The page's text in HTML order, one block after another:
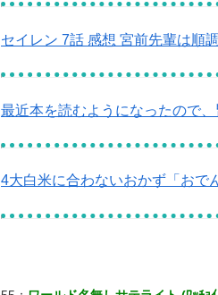
セイレン 7話 感想 宮前先輩は順
最近本を読むようになったので
4大白米に合わないおかず「おで